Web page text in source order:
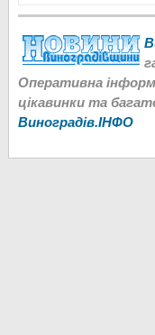
Оперативна
цікавинки та
Виноградів.ІНФО